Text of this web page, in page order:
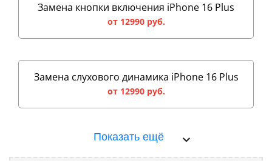
Замена кнопки включения iPhone 16 Plus
от 12990 руб.
Замена слухового динамика iPhone 16 Plus
от 12990 руб.
Показать ещё